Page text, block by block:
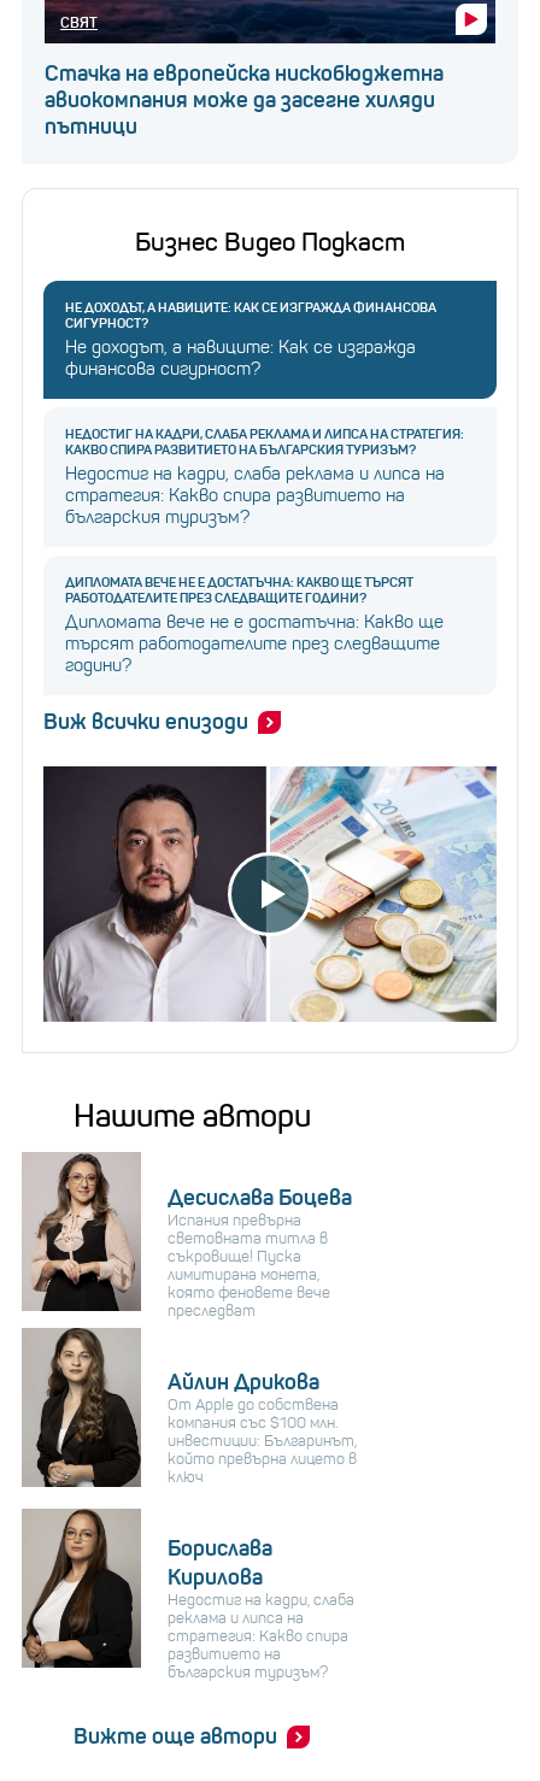
СВЯТ
Стачка на европейска нискобюджетна
авиокомпания може да засегне хиляди
пътници
Бизнес Видео Подкаст
НЕ ДОХОДЪТ, А НАВИЦИТЕ: КАК СЕ ИЗГРАЖДА ФИНАНСОВА
СИГУРНОСТ?
Не доходът, а навиците: Как се изгражда
финансова сигурност?
НЕДОСТИГ НА КАДРИ, СЛАБА РЕКЛАМА И ЛИПСА НА СТРАТЕГИЯ:
КАКВО СПИРА РАЗВИТИЕТО НА БЪЛГАРСКИЯ ТУРИЗЪМ?
Недостиг на кадри, слаба реклама и липса на
стратегия: Какво спира развитието на
българския туризъм?
ДИПЛОМАТА ВЕЧЕ НЕ Е ДОСТАТЪЧНА: КАКВО ЩЕ ТЪРСЯТ
РАБОТОДАТЕЛИТЕ ПРЕЗ СЛЕДВАЩИТЕ ГОДИНИ?
Дипломата вече не е достатъчна: Какво ще
търсят работодателите през следващите
години?
Виж всички епизоди
Нашите автори
Десислава Боцева
Испания превърна
световната титла в
съкровище! Пуска
лимитирана монета,
която феновете вече
преследват
Айлин Дрикова
От Apple до собствена
компания със $100 млн.
инвестиции: Българинът,
който превърна лицето в
ключ
Борислава
Кирилова
Недостиг на кадри, слаба
реклама и липса на
стратегия: Какво спира
развитието на
българския туризъм?
Вижте още автори